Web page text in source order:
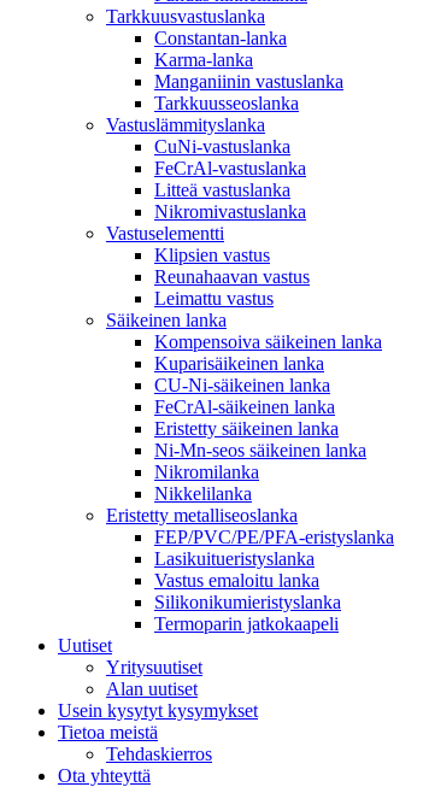
Tarkkuusvastuslanka
Constantan-lanka
Karma-lanka
Manganiinin vastuslanka
Tarkkuusseoslanka
Vastuslämmityslanka
CuNi-vastuslanka
FeCrAl-vastuslanka
Litteä vastuslanka
Nikromivastuslanka
Vastuselementti
Klipsien vastus
Reunahaavan vastus
Leimattu vastus
Säikeinen lanka
Kompensoiva säikeinen lanka
Kuparisäikeinen lanka
CU-Ni-säikeinen lanka
FeCrAl-säikeinen lanka
Eristetty säikeinen lanka
Ni-Mn-seos säikeinen lanka
Nikromilanka
Nikkelilanka
Eristetty metalliseoslanka
FEP/PVC/PE/PFA-eristyslanka
Lasikuitueristyslanka
Vastus emaloitu lanka
Silikonikumieristyslanka
Termoparin jatkokaapeli
Uutiset
Yritysuutiset
Alan uutiset
Usein kysytyt kysymykset
Tietoa meistä
Tehdaskierros
Ota yhteyttä